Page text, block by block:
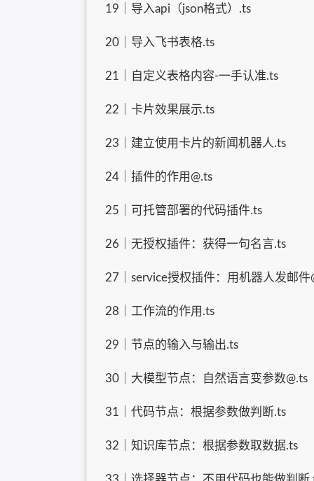
19｜导入api（json格式）.ts
20｜导入飞书表格.ts
21｜自定义表格内容-一手认准.ts
22｜卡片效果展示.ts
23｜建立使用卡片的新闻机器人.ts
24｜插件的作用@.ts
25｜可托管部署的代码插件.ts
26｜无授权插件：获得一句名言.ts
27｜service授权插件：用机器人发邮件
28｜工作流的作用.ts
29｜节点的输入与输出.ts
30｜大模型节点：自然语言变参数@.ts
31｜代码节点：根据参数做判断.ts
32｜知识库节点：根据参数取数据.ts